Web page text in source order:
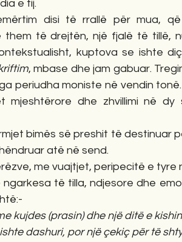
e tij.
disi të rrallë për mua,
të drejtën, një fjalë të tillë,
, mbase dhe jam gabuar.
periudha moniste në vendin
mjeshtërore dhe zhvillimi në
bimës së preshit të destinuar
atë në send.
me vuajtjet, peripecitë e tyre
ngarkesa të tilla, ndjesore dhe
kujdes (prasin) dhe një ditë e
dashuri, por një çekiç për të